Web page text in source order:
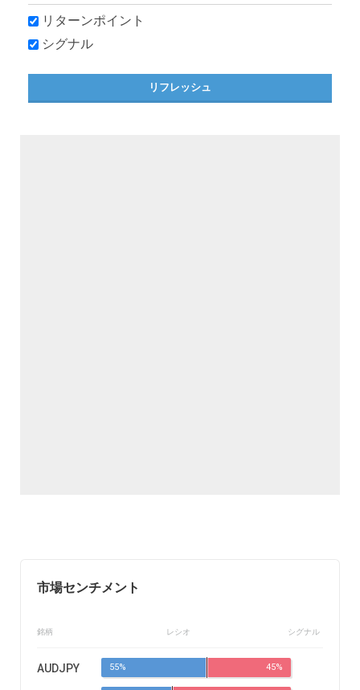
リターンポイント
シグナル
リフレッシュ
市場センチメント
銘柄 レシオ シグナル
AUDJPY 55% 45%